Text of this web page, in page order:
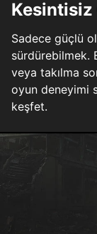
Kesintisiz
Sadece güçlü
sürdürebilmek.
veya takılma
oyun deneyimi
keşfet.